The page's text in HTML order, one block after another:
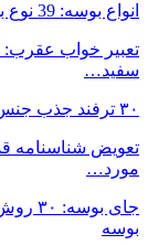
انواع بوسه: 39 نوع بوسه مختلف و معنای پنهان آن ها
سفید…
۳۰ ترفند جذب جنس مخالف دختر یا پسر که فورا و شدیدا جواب…
تعویض شناسنامه
مورد…
جای
بوسه